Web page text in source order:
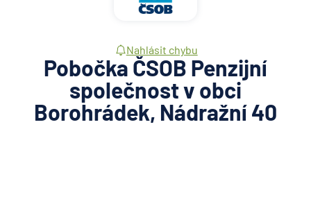
Nahlásit chybu
Pobočka ČSOB Penzijní
společnost v obci
Borohrádek, Nádražní 40